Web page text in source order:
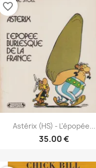
نظرة سريعة
Astérix (HS) - L'épopée...
35.00 €
favorite_border